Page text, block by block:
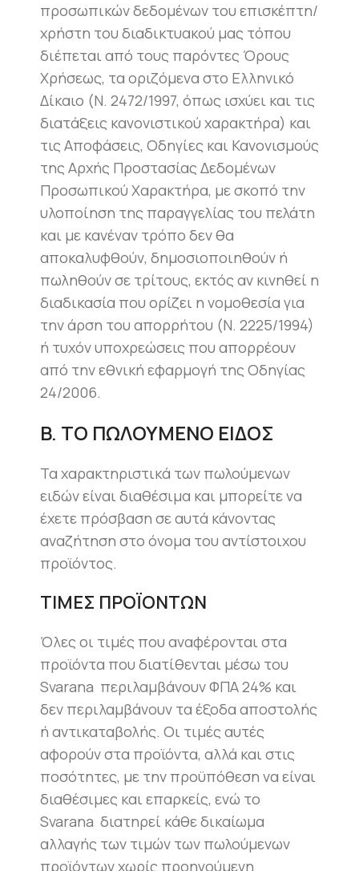
προσωπικών δεδομένων του επισκέπτη/
χρήστη του διαδικτυακού μας τόπου
διέπεται από τους παρόντες Όρους
Χρήσεως, τα οριζόμενα στο Ελληνικό
Δίκαιο (Ν. 2472/1997, όπως ισχύει και τις
διατάξεις κανονιστικού χαρακτήρα) και
τις Αποφάσεις, Οδηγίες και Κανονισμούς
της Αρχής Προστασίας Δεδομένων
Προσωπικού Χαρακτήρα, με σκοπό την
υλοποίηση της παραγγελίας του πελάτη
και με κανέναν τρόπο δεν θα
αποκαλυφθούν, δημοσιοποιηθούν ή
πωληθούν σε τρίτους, εκτός αν κινηθεί η
διαδικασία που ορίζει η νομοθεσία για
την άρση του απορρήτου (Ν. 2225/1994)
ή τυχόν υποχρεώσεις που απορρέουν
από την εθνική εφαρμογή της Οδηγίας
24/2006.
B. ΤΟ ΠΩΛΟΥΜΕΝΟ ΕΙΔΟΣ
Τα χαρακτηριστικά των πωλούμενων
ειδών είναι διαθέσιμα και μπορείτε να
έχετε πρόσβαση σε αυτά κάνοντας
αναζήτηση στο όνομα του αντίστοιχου
προϊόντος.
ΤΙΜΕΣ ΠΡΟΪΟΝΤΩΝ
Όλες οι τιμές που αναφέρονται στα
προϊόντα που διατίθενται μέσω του
Svarana περιλαμβάνουν ΦΠΑ 24% και
δεν περιλαμβάνουν τα έξοδα αποστολής
ή αντικαταβολής. Οι τιμές αυτές
αφορούν στα προϊόντα, αλλά και στις
ποσότητες, με την προϋπόθεση να είναι
διαθέσιμες και επαρκείς, ενώ το
Svarana διατηρεί κάθε δικαίωμα
αλλαγής των τιμών των πωλούμενων
προϊόντων χωρίς προηγούμενη